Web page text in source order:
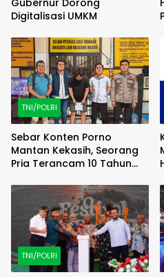
Digitalisasi UMKM
TNI/POLRI
Sebar Konten Porno
Mantan Kekasih, Seorang
Pria Terancam 10 Tahun
TNI/POLRI